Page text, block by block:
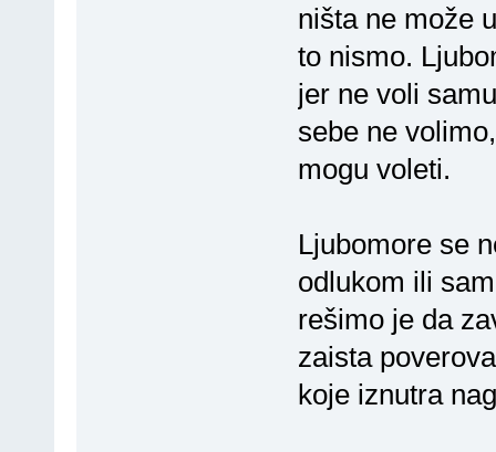
ništa ne može
to nismo.
jer ne voli
sebe ne
mogu voleti.
Ljubomore se
odlukom ili
rešimo je da
zaista
koje iznutra